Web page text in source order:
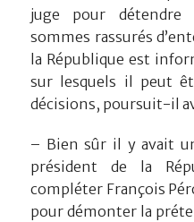
juge pour
sommes rassurés
la République est
sur lesquels il peut
décisions, poursuit-il
– Bien sûr il y avait
président de la
compléter François
pour démonter la